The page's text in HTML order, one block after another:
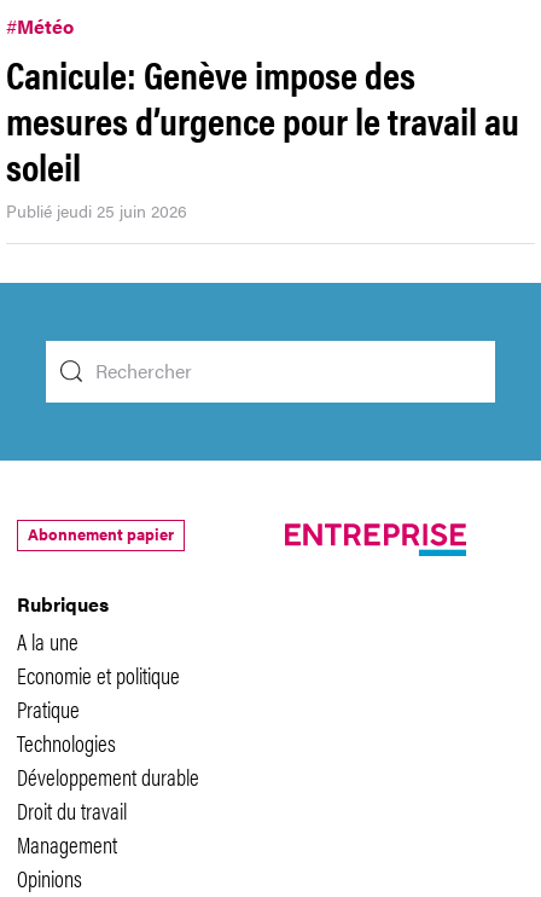
#Météo
Canicule: Genève impose des
mesures d’urgence pour le travail au
soleil
Publié jeudi 25 juin 2026
Rubriques
A la une
Economie et politique
Pratique
Technologies
Développement durable
Droit du travail
Management
Opinions
Abonnement papier